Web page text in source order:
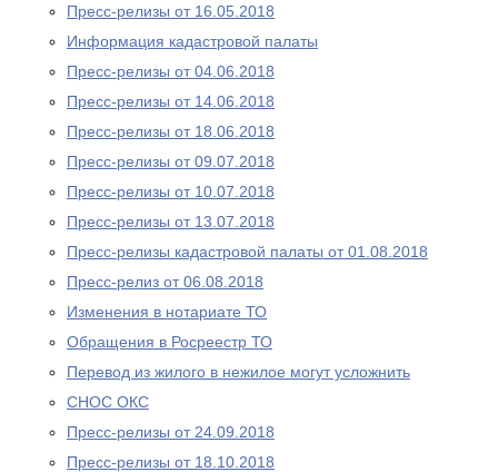
Пресс-релизы от 16.05.2018
Информация кадастровой палаты
Пресс-релизы от 04.06.2018
Пресс-релизы от 14.06.2018
Пресс-релизы от 18.06.2018
Пресс-релизы от 09.07.2018
Пресс-релизы от 10.07.2018
Пресс-релизы от 13.07.2018
Пресс-релизы кадастровой палаты от 01.08.2018
Пресс-релиз от 06.08.2018
Изменения в нотариате ТО
Обращения в Росреестр ТО
Перевод из жилого в нежилое могут усложнить
СНОС ОКС
Пресс-релизы от 24.09.2018
Пресс-релизы от 18.10.2018